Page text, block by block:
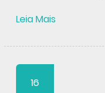
Leia Mais
16